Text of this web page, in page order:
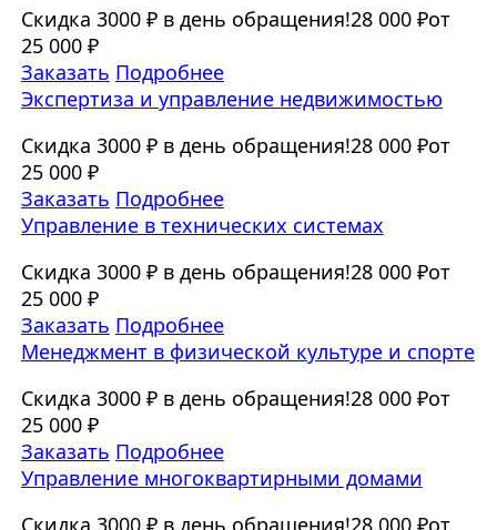
Скидка 3000 ₽ в день обращения!28 000 ₽от
25 000 ₽
Заказать Подробнее
Экспертиза и управление недвижимостью
Скидка 3000 ₽ в день обращения!28 000 ₽от
25 000 ₽
Заказать Подробнее
Управление в технических системах
Скидка 3000 ₽ в день обращения!28 000 ₽от
25 000 ₽
Заказать Подробнее
Менеджмент в физической культуре и спорте
Скидка 3000 ₽ в день обращения!28 000 ₽от
25 000 ₽
Заказать Подробнее
Управление многоквартирными домами
Скидка 3000 ₽ в день обращения!28 000 ₽от